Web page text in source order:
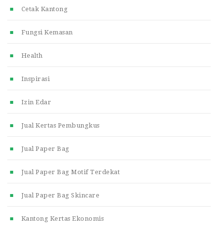
Cetak Kantong
Fungsi Kemasan
Health
Inspirasi
Izin Edar
Jual Kertas Pembungkus
Jual Paper Bag
Jual Paper Bag Motif Terdekat
Jual Paper Bag Skincare
Kantong Kertas Ekonomis